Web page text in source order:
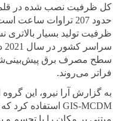
کل ظرفیت نصب شده در
حدود 207 تراوات
ظرفیت تولید بسیار
فراتر می‌روند.
به گزارش آرا نیرو، این